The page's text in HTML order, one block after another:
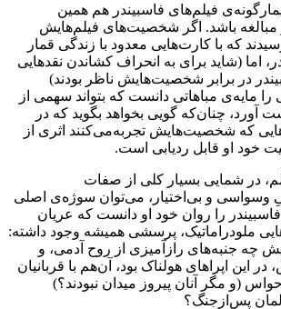
فیلم‌های فاسبیندر هم همین
مبالغه باشد. اگر شخصیت‌های فیلم‌هایش
که با کارت‌هایی معدود با زندگی قمار
اما (شاید برای به انحراف کشاندن نقدهایی
در برابر شخصیت‌هایش ناظر بودند)
را مایه‌ی مباهاتی دانست که بتواند سهمی از
آورد، چنان‌که گویی بخواهد بگوید که در
که شخصیت‌هایش تجربه‌می‌کنند اثری از
خود او قابل ردیابی است.
در شمایی بسیار کلی از صفات
وسواسی و بی‌اختیار، می‌توان سوژه‌ی اصلی
را روان خود او دانست که عریان
ملودراماتیک، پرسشی همیشه وجود داشته:
چه جنبه‌های رازآمیزی از روح آدمی، و
این اپراهای هولناک بود، آن‌هم با قربانیان
(و مگر آنان پیروز میدان نبودند؟)
پس‌ازجنگ؟